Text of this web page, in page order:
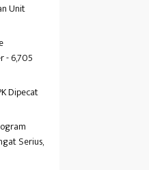
Unit
- 6,705
Dipecat
Serius,